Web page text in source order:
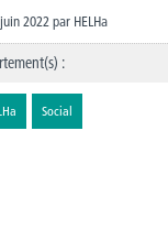
2022 par HELHa
:
Social